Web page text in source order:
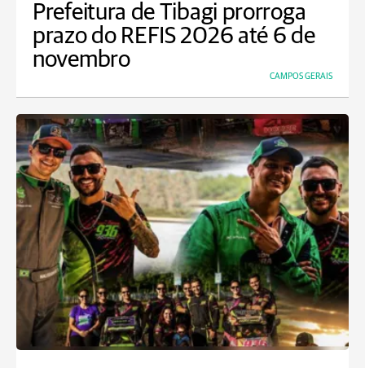
Prefeitura de Tibagi prorroga
prazo do REFIS 2026 até 6 de
novembro
CAMPOS GERAIS